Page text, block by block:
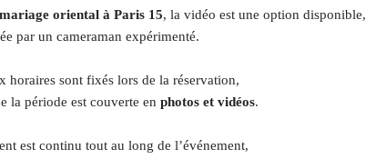
oriental à Paris 15, la vidéo est une option disponible,
par un cameraman expérimenté.
horaires sont fixés lors de la réservation,
la période est couverte en photos et vidéos.
est continu tout au long de l’événement,